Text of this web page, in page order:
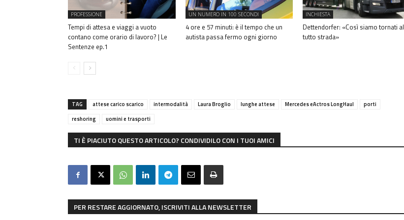
PROFESSIONE
Tempi di attesa e viaggi a vuoto
contano come orario di lavoro? | Le
Sentenze ep.1
UN NUMERO IN 100 SECONDI
4 ore e 57 minuti: è il tempo che un
autista passa fermo ogni giorno
INCHIESTA
Dettendorfer: «Così siamo tornati al
tutto strada»
TAG attese carico scarico intermodalità Laura Broglio lunghe attese Mercedes eActros LongHaul
porti
reshoring
uomini e trasporti
TI È PIACIUTO QUESTO ARTICOLO? CONDIVIDILO CON I TUOI AMICI
PER RESTARE AGGIORNATO, ISCRIVITI ALLA NEWSLETTER